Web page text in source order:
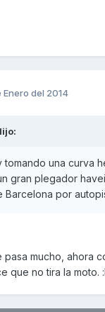
Enero del 2014
tomando una curva
gran plegador
Barcelona por
pasa mucho, ahora
que no tira la moto.